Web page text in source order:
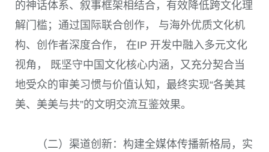
的神话体系、叙事框架相结合，有效降低跨文化理
解门槛；通过国际联合创作， 与海外优质文化机
构、创作者深度合作， 在IP 开发中融入多元文化
视角， 既坚守中国文化核心内涵，又充分契合当
地受众的审美习惯与价值认知，最终实现“各美其
美、美美与共”的文明交流互鉴效果。
（二）渠道创新：构建全媒体传播新格局，实